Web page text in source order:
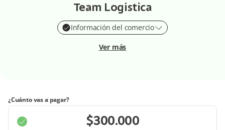
Team Logistica
Información del comercio
Ver más
¿Cuánto vas a pagar?